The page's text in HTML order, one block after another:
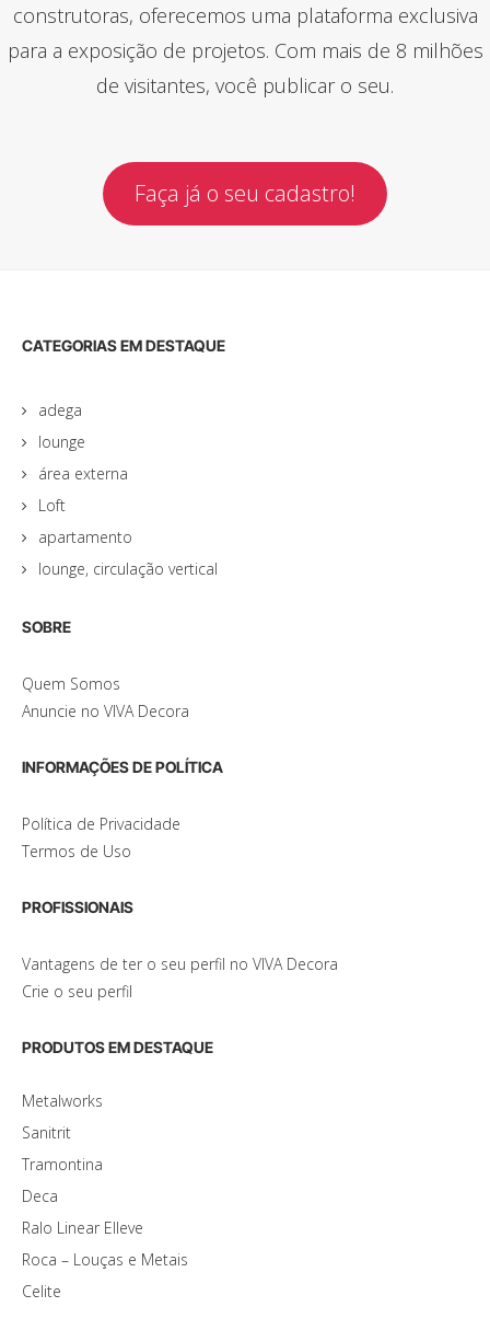
construtoras, oferecemos uma plataforma exclusiva
para a exposição de projetos. Com mais de 8 milhões
de visitantes, você publicar o seu.
Faça já o seu cadastro!
CATEGORIAS EM DESTAQUE
adega
lounge
área externa
Loft
apartamento
lounge, circulação vertical
SOBRE
Quem Somos
Anuncie no VIVA Decora
INFORMAÇÕES DE POLÍTICA
Política de Privacidade
Termos de Uso
PROFISSIONAIS
Vantagens de ter o seu perfil no VIVA Decora
Crie o seu perfil
PRODUTOS EM DESTAQUE
Metalworks
Sanitrit
Tramontina
Deca
Ralo Linear Elleve
Roca – Louças e Metais
Celite